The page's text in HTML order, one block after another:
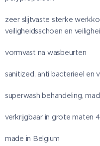
zeer slijtvaste sterke
veiligheidsschoen en
vormvast na wasbeurten
sanitized, anti bacterieel en
superwash behandeling,
verkrijgbaar in grote maten
made in Belgium